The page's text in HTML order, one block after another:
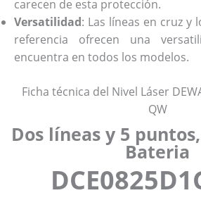
carecen de esta protección.
Versatilidad: Las líneas en cruz y
referencia ofrecen una
encuentra en todos los modelos.
Ficha técnica del Nivel Láser
QW
Dos líneas y 5
Bateria